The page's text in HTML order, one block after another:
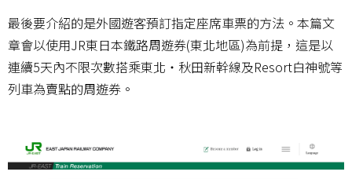
最後要介紹的是外國遊客預訂指定座席車票的方法。本篇文
章會以使用JR東日本鐵路周遊券(東北地區)為前提，這是以
連續5天內不限次數搭乘東北・秋田新幹線及Resort白神號等
列車為賣點的周遊券。